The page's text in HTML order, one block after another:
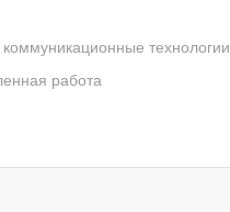
технологии
работа